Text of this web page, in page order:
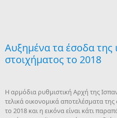
Αυξημένα τα έσοδα της
στοιχήματος το 2018
Η αρμόδια ρυθμιστική Αρχή της
τελικά οικονομικά αποτελέσματα
το 2018 και η εικόνα είναι κάτι